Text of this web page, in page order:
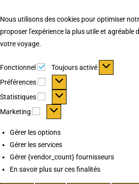
Nous utilisons des cookies pour optimiser
proposer l'expérience la plus utile et agréable
votre voyage.
Fonctionnel Fonctionnel
Toujours activé
Préférences
Préférences
Statistiques Statistiques
Marketing Marketing
Gérer les options
Gérer les services
Gérer {vendor_count} fournisseurs
En savoir plus sur ces finalités